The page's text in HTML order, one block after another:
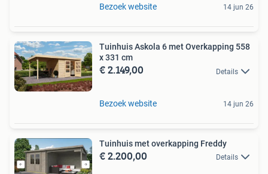
Bezoek website 14 jun 26
Tuinhuis Askola 6 met Overkapping 558
x 331 cm
€ 2.149,00 Details
Bezoek website 14 jun 26
Tuinhuis met overkapping Freddy
€ 2.200,00 Details